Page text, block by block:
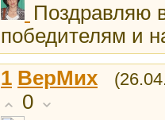
Поздравляю
победителям и
1 ВерМих
0